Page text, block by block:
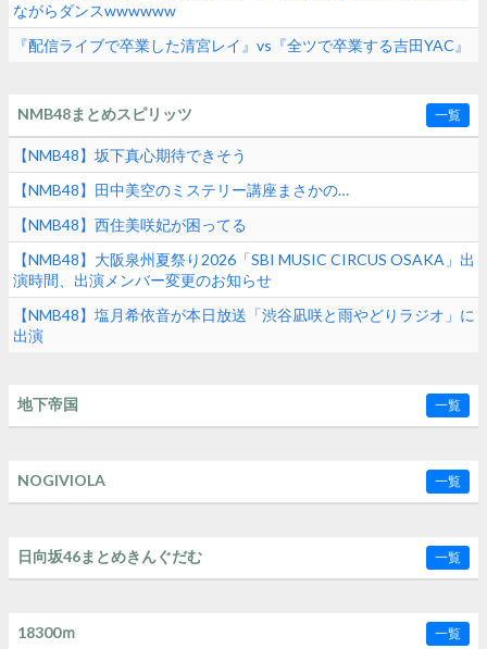
ながらダンスwwwwww
『配信ライブで卒業した清宮レイ』vs『全ツで卒業する吉田YAC』
NMB48まとめスピリッツ 一覧
【NMB48】坂下真心期待できそう
【NMB48】田中美空のミステリー講座まさかの…
【NMB48】西住美咲妃が困ってる
【NMB48】大阪泉州夏祭り2026「SBI MUSIC CIRCUS OSAKA」出
演時間、出演メンバー変更のお知らせ
【NMB48】塩月希依音が本日放送「渋谷凪咲と雨やどりラジオ」に
出演
地下帝国 一覧
NOGIVIOLA 一覧
日向坂46まとめきんぐだむ 一覧
18300ｍ 一覧